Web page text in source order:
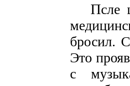
Псле
бросил.
Это
с